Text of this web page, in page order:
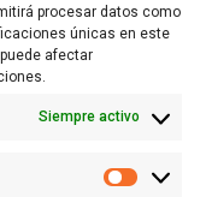
procesar datos como
únicas en este
afectar
Siempre activo
Español